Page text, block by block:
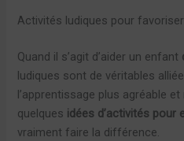
Activités ludiques pour
Quand il s’agit d’aider un enfant
ludiques sont de véritables
l’apprentissage plus agréable
quelques idées d’activités pour
vraiment faire la différence.